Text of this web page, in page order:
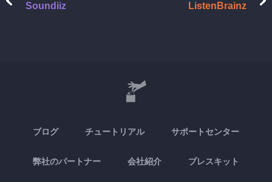
Soundiiz ListenBrainz
ブログ チュートリアル サポートセンター
弊社のパートナー 会社紹介 プレスキット